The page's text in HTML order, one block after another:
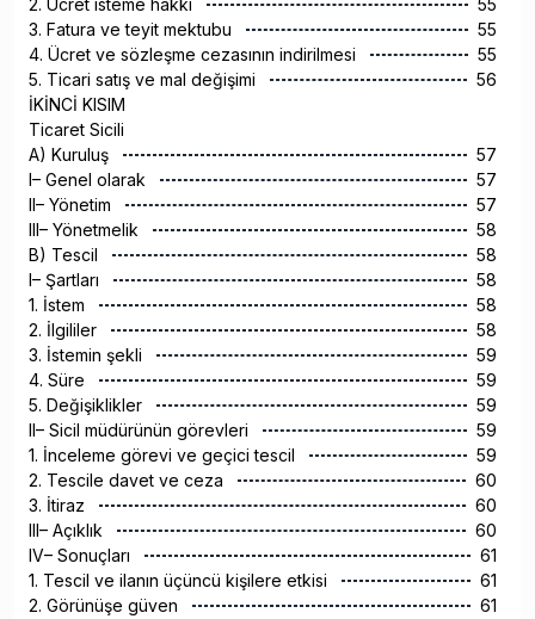
2. Ücret isteme hakkı
55
3. Fatura ve teyit mektubu
55
4. Ücret ve sözleşme cezasının indirilmesi
55
5. Ticari satış ve mal değişimi
56
İKİNCİ KISIM
Ticaret Sicili
A) Kuruluş
57
I– Genel olarak
57
II– Yönetim
57
III– Yönetmelik
58
B) Tescil
58
I– Şartları
58
1. İstem
58
2. İlgililer
58
3. İstemin şekli
59
4. Süre
59
5. Değişiklikler
59
II– Sicil müdürünün görevleri
59
1. İnceleme görevi ve geçici tescil
59
2. Tescile davet ve ceza
60
3. İtiraz
60
III– Açıklık
60
IV– Sonuçları
61
1. Tescil ve ilanın üçüncü kişilere etkisi
61
2. Görünüşe güven
61